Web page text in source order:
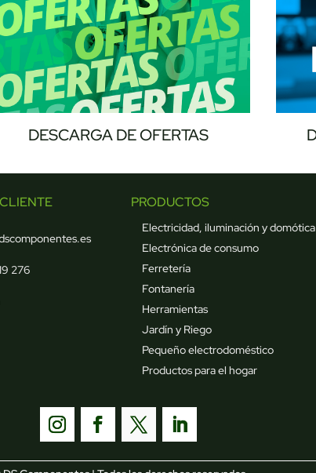
DESCARGA DE OFERTAS
276
PRODUCTOS
Electricidad, iluminación y domótica
Electrónica de consumo
Ferretería
Fontanería
Herramientas
Jardín y Riego
Pequeño electrodoméstico
Productos para el hogar